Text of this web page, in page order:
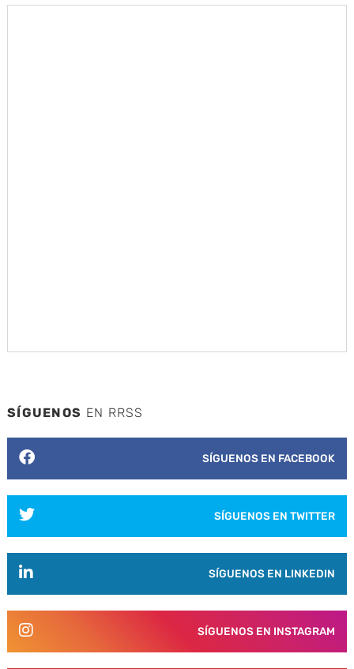
SÍGUENOS EN RRSS
SÍGUENOS EN FACEBOOK
SÍGUENOS EN TWITTER
SÍGUENOS EN LINKEDIN
SÍGUENOS EN INSTAGRAM